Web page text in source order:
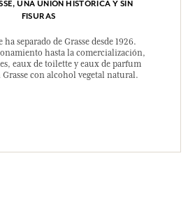
UNA UNIÓN HISTÓRICA Y SIN
FISURAS
ha separado de Grasse desde 1926.
hasta la comercialización,
eaux de toilette y eaux de parfum
Grasse con alcohol vegetal natural.